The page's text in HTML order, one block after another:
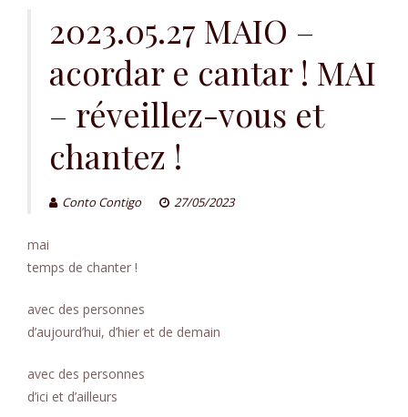
2023.05.27 MAIO –
acordar e cantar ! MAI
– réveillez-vous et
chantez !
Conto Contigo 27/05/2023
mai
temps de chanter !
avec des personnes
d’aujourd’hui, d’hier et de demain
avec des personnes
d’ici et d’ailleurs